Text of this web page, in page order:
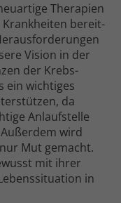
Therapien
Krank­heiten bereit­
Vision in der
der Krebs­
ein wichtiges
da
Anlauf­stelle
wird
Mut gemacht.
mit ihrer
in